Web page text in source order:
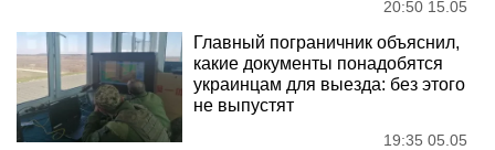
20:50 15.05
Главный пограничник объяснил,
какие документы понадобятся
украинцам для выезда: без этого
не выпустят
19:35 05.05